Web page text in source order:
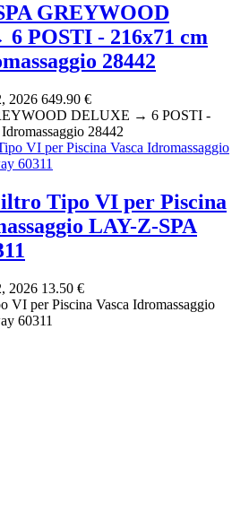
GREYWOOD
POSTI - 216x71 cm
28442
2026 649.90 €
DELUXE → 6 POSTI -
28442
Tipo VI per Piscina
LAY-Z-SPA
2026 13.50 €
VI per Piscina Vasca Idromassaggio
60311